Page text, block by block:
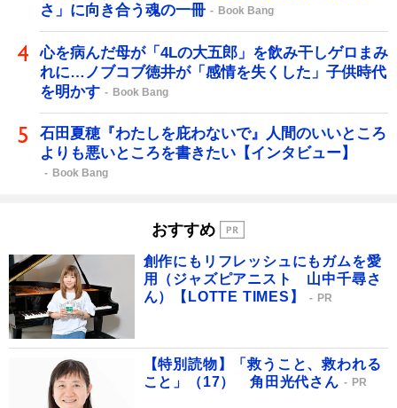
さ」に向き合う魂の一冊
Book Bang
心を病んだ母が「4Lの大五郎」を飲み干しゲロまみ
れに…ノブコブ徳井が「感情を失くした」子供時代
を明かす
Book Bang
石田夏穂『わたしを庇わないで』人間のいいところ
よりも悪いところを書きたい【インタビュー】
Book Bang
おすすめ
創作にもリフレッシュにもガムを愛
用（ジャズピアニスト 山中千尋さ
ん）【LOTTE TIMES】
PR
【特別読物】「救うこと、救われる
こと」（17） 角田光代さん
PR